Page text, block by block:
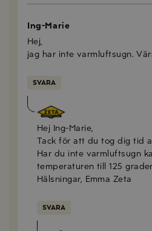
Ing-Marie
Hej,
jag har inte varmluftsugn.
SVARA
Emma Olsson
Hej Ing-Marie,
Tack för att du tog dig tid
Har du inte varmluftsugn
temperaturen till 125
Hälsningar, Emma Zeta
SVARA